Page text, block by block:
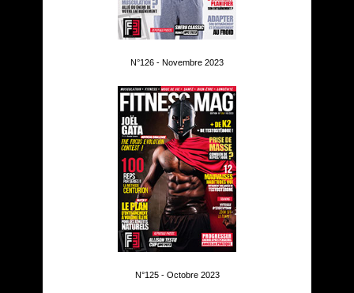
N°126 - Novembre 2023
N°125 - Octobre 2023